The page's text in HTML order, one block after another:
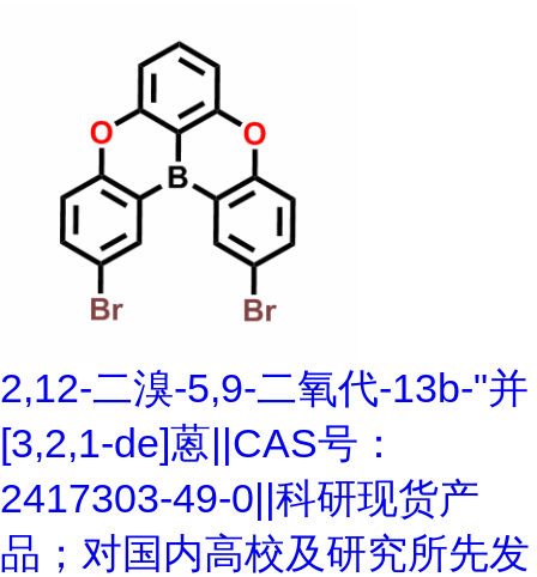
2,12-二溴-5,9-二氧代-13b-"并
[3,2,1-de]蒽||CAS号：
2417303-49-0||科研现货产
品；对国内高校及研究所先发